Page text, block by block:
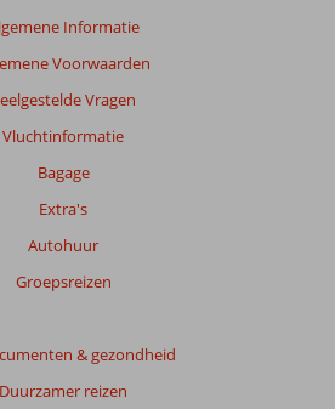
Informatie
Voorwaarden
Vragen
Vluchtinformatie
Bagage
Extra's
Autohuur
Groepsreizen
& gezondheid
Duurzamer reizen